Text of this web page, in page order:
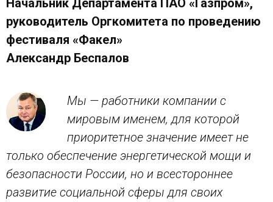
руководитель Оргкомитета по проведению
фестиваля «Факел»
Александр Беспалов
Мы — работники компании с
мировым именем, для которой
приоритетное значение имеет не
только обеспечение энергетической мощи и
безопасности России, но и всестороннее
развитие социальной сферы для своих